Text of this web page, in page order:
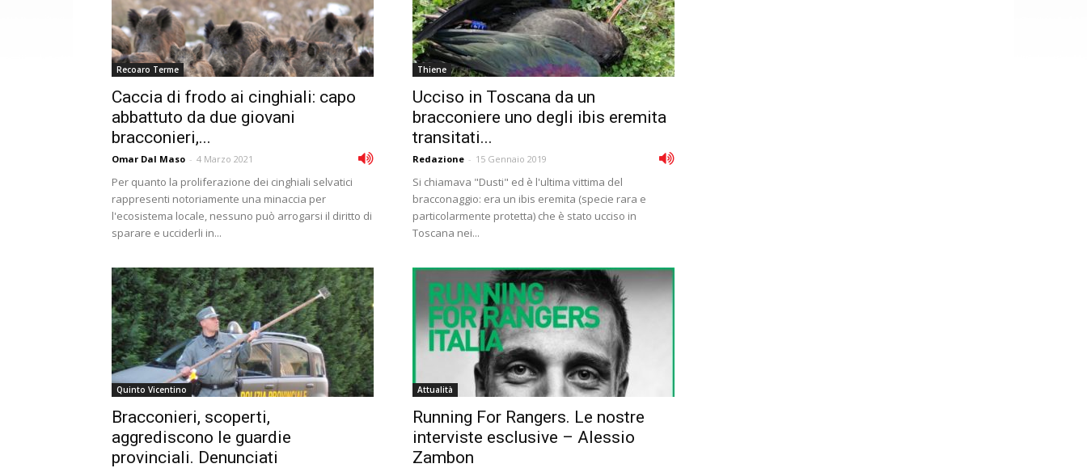
Recoaro Terme
Caccia di frodo ai cinghiali: capo
abbattuto da due giovani
bracconieri,...
Omar Dal Maso - 4 Marzo 2021
Per quanto la proliferazione dei cinghiali selvatici
rappresenti notoriamente una minaccia per
l'ecosistema locale, nessuno può arrogarsi il diritto di
sparare e ucciderli in...
Thiene
Ucciso in Toscana da un
bracconiere uno degli ibis eremita
transitati...
Redazione - 15 Gennaio 2019
Si chiamava "Dusti" ed è l'ultima vittima del
bracconaggio: era un ibis eremita (specie rara e
particolarmente protetta) che è stato ucciso in
Toscana nei...
Quinto Vicentino
Bracconieri, scoperti,
aggrediscono le guardie
provinciali. Denunciati
Attualità
Running For Rangers. Le nostre
interviste esclusive – Alessio
Zambon